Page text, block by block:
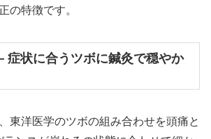
の特徴です。
状に合うツボに鍼灸で穏やか
東洋医学のツボの組み合わせを頭痛と